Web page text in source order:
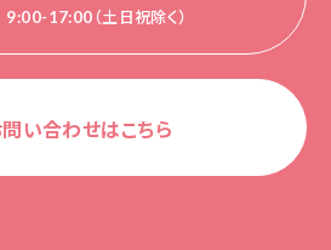
9:00-17:00（土日祝除く）
い合わせはこちら